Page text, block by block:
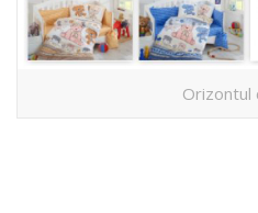
Orizontul